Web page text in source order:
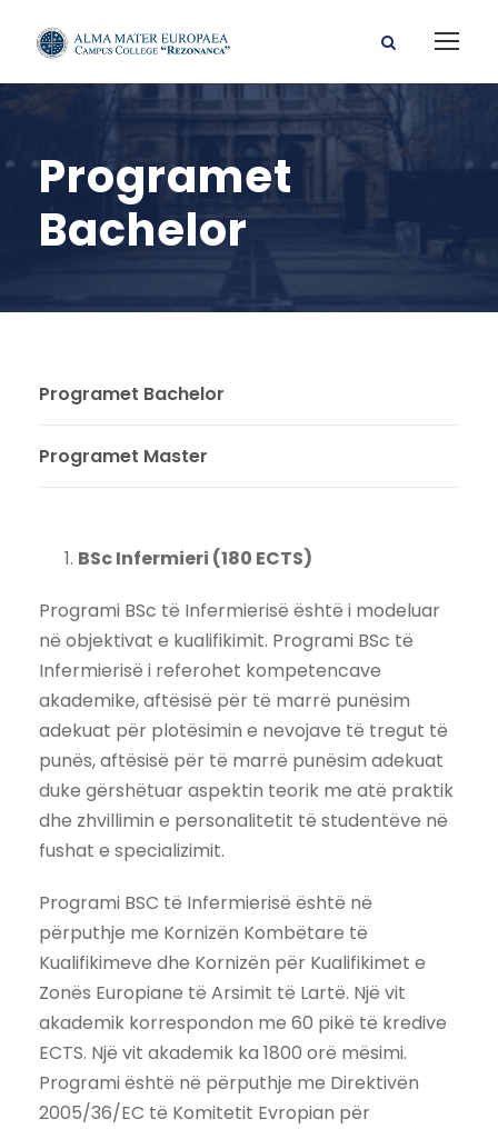
Programet
Bachelor
Programet Bachelor
Programet Master
BSc Infermieri (180 ECTS)
Programi BSc të Infermierisë është i modeluar
në objektivat e kualifikimit. Programi BSc të
Infermierisë i referohet kompetencave
akademike, aftësisë për të marrë punësim
adekuat për plotësimin e nevojave të tregut të
punës, aftësisë për të marrë punësim adekuat
duke gërshëtuar aspektin teorik me atë praktik
dhe zhvillimin e personalitetit të studentëve në
fushat e specializimit.
Programi BSC të Infermierisë është në
përputhje me Kornizën Kombëtare të
Kualifikimeve dhe Kornizën për Kualifikimet e
Zonës Europiane të Arsimit të Lartë. Një vit
akademik korrespondon me 60 pikë të kredive
ECTS. Një vit akademik ka 1800 orë mësimi.
Programi është në përputhje me Direktivën
2005/36/EC të Komitetit Evropian për